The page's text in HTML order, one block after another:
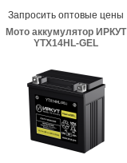
Запросить оптовые цены
Мото аккумулятор ИРКУТ
YTX14HL-GEL